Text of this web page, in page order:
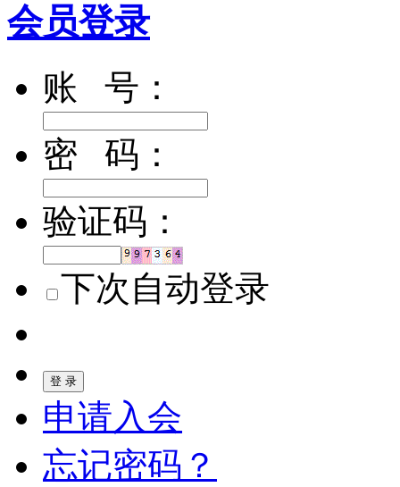
会员登录
账 号：
密 码：
验证码：
下次自动登录
登 录
申请入会
忘记密码？